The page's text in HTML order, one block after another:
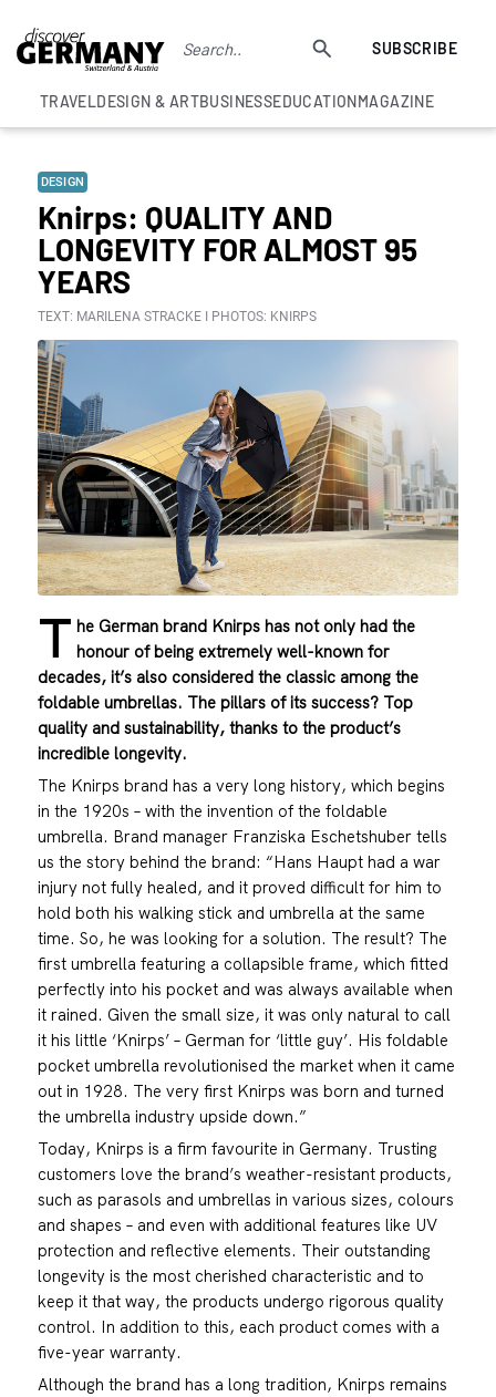
SUBSCRIBE
TRAVELDESIGN & ARTBUSINESSEDUCATIONMAGAZINE
DESIGN
Knirps: QUALITY AND
LONGEVITY FOR ALMOST 95
YEARS
TEXT: MARILENA STRACKE I PHOTOS: KNIRPS
T he German brand Knirps has not only had the
honour of being extremely well-known for
decades, it’s also considered the classic among the
foldable umbrellas. The pillars of its success? Top
quality and sustainability, thanks to the product’s
incredible longevity.
The Knirps brand has a very long history, which begins
in the 1920s – with the invention of the foldable
umbrella. Brand manager Franziska Eschetshuber tells
us the story behind the brand: “Hans Haupt had a war
injury not fully healed, and it proved difficult for him to
hold both his walking stick and umbrella at the same
time. So, he was looking for a solution. The result? The
first umbrella featuring a collapsible frame, which fitted
perfectly into his pocket and was always available when
it rained. Given the small size, it was only natural to call
it his little ‘Knirps’ – German for ‘little guy’. His foldable
pocket umbrella revolutionised the market when it came
out in 1928. The very first Knirps was born and turned
the umbrella industry upside down.”
Today, Knirps is a firm favourite in Germany. Trusting
customers love the brand’s weather-resistant products,
such as parasols and umbrellas in various sizes, colours
and shapes – and even with additional features like UV
protection and reflective elements. Their outstanding
longevity is the most cherished characteristic and to
keep it that way, the products undergo rigorous quality
control. In addition to this, each product comes with a
five-year warranty.
Although the brand has a long tradition, Knirps remains